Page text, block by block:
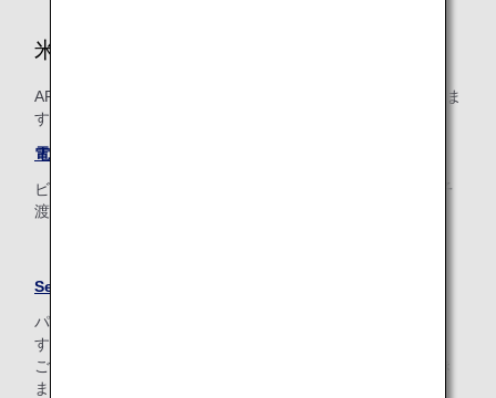
米国へご旅行されるお客様へお知らせ
APIのほかにも、予約時やご出発前に必要なお手続きがありま
す。以下をご確認ください。
電子渡航認証システム（ESTA）
ビザ免除プログラムを利用し米国へ渡航される場合は、電子
渡航認証（ESTA）の取得が必要です。
SecureFlightプログラム
パスポート名、生年月日、性別の情報の事前登録が必要で
す。
ご入力いただいた内容を、事前に米国へ通知させていただき
ます。